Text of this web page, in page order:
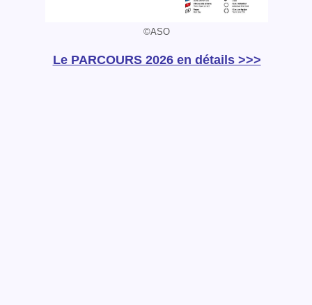
©ASO
Le PARCOURS 2026 en détails >>>